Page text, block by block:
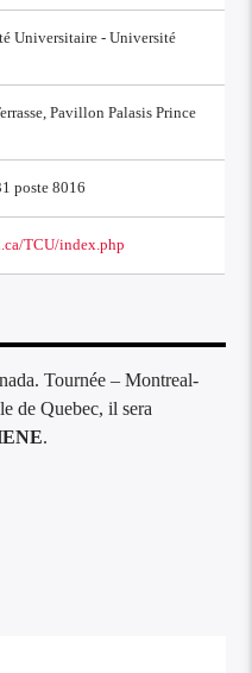
Universitaire - Université
Pavillon Palasis Prince
poste 8016
TCU/index.php
Tournée – Montreal-
de Quebec, il sera
.